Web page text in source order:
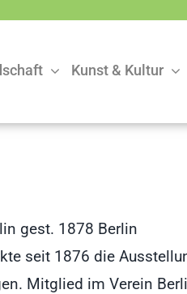
Kunst & Kultur
gest. 1878 Berlin
seit 1876 die
Mitglied im Verein